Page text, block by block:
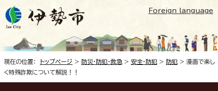
Foreign language
現在の位置： トップページ > 防災・防犯・救急 > 安全・防犯 > 防犯 > 漫画で楽し
く特殊詐欺について解説！！